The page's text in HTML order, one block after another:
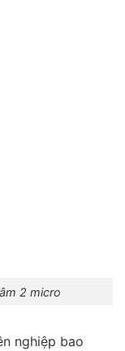
2 micro
nghiệp bao